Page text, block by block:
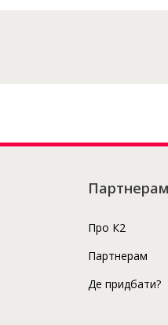
Партнерам
Про К2
Партнерам
Де придбати?